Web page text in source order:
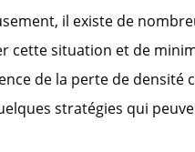
il existe de
cette situation et de
de la perte de densité
stratégies qui